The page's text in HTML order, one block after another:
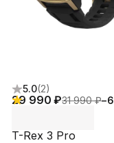
5.0(2)
29 990 ₽31 990 ₽−6
T-Rex 3 Pro